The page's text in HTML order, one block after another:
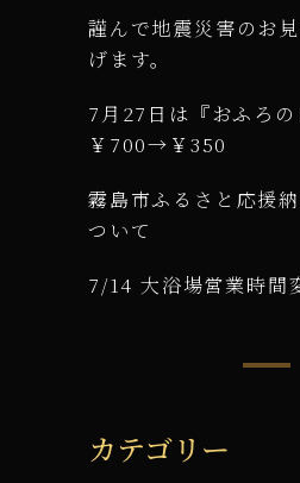
謹んで地震災害のお
げます。
7月27日は『おふろ
￥700→￥350
霧島市ふるさと応援
ついて
7/14 大浴場営業時間
カテゴリー